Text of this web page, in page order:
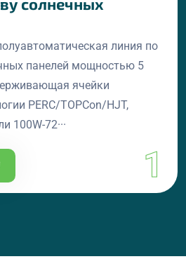
1
солнечных
линия по
панелей мощностью 5
ячейки
PERC/TOPCon/HJT,
100W-72···